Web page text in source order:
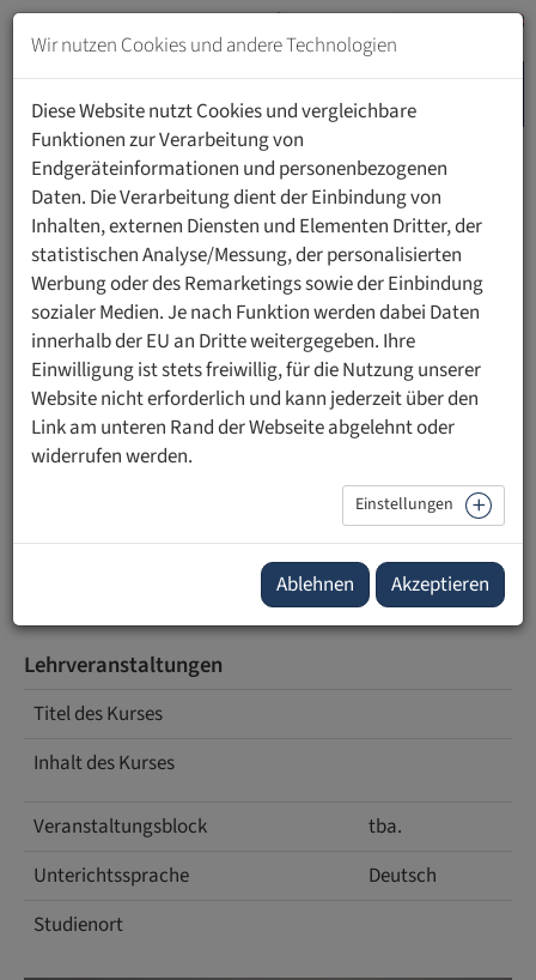
Zum
Inhalt
springen
Navigation
springen
HOME PERSONEN
Prof. Dr. med. Thomas Szucs
Universität Basel
Lehrveranstaltungen
Titel des Kurses
Inhalt des Kurses
Veranstaltungsblock
tba.
Unterichtssprache
Deutsch
Studienort
Wir nutzen Cookies und andere Technologien
Diese Website nutzt Cookies und vergleichbare
Funktionen zur Verarbeitung von
Endgeräteinformationen und personenbezogenen
Daten. Die Verarbeitung dient der Einbindung von
Inhalten, externen Diensten und Elementen Dritter, der
statistischen Analyse/Messung, der personalisierten
Werbung oder des Remarketings sowie der Einbindung
sozialer Medien. Je nach Funktion werden dabei Daten
innerhalb der EU an Dritte weitergegeben. Ihre
Einwilligung ist stets freiwillig, für die Nutzung unserer
Website nicht erforderlich und kann jederzeit über den
Link am unteren Rand der Webseite abgelehnt oder
widerrufen werden.
Einstellungen
Ablehnen Akzeptieren